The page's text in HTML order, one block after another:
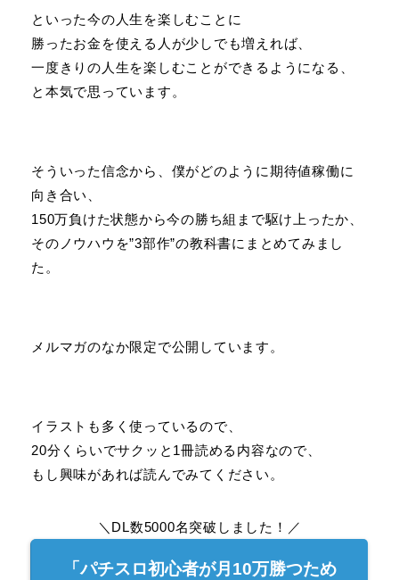
といった今の人生を楽しむことに
勝ったお金を使える人が少しでも増えれば、
一度きりの人生を楽しむことができるようになる、
と本気で思っています。
そういった信念から、僕がどのように期待値稼働に
向き合い、
150万負けた状態から今の勝ち組まで駆け上ったか、
そのノウハウを”3部作”の教科書にまとめてみまし
た。
メルマガのなか限定で公開しています。
イラストも多く使っているので、
20分くらいでサクッと1冊読める内容なので、
もし興味があれば読んでみてください。
＼DL数5000名突破しました！／
「パチスロ初心者が月10万勝つため